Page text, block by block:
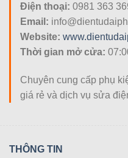
Điều chỉnh xoay liên
Chức năng PIVOT
Điều chỉnh độ cao màn
Màu sắc: Đen
Tiêu chuẩn (khoảng
Điện thoại: 0981 363
Email:
Website:
Thời gian mở cửa:
Chuyên cung cấp phụ
giá rẻ và dịch vụ sửa
THÔNG TIN